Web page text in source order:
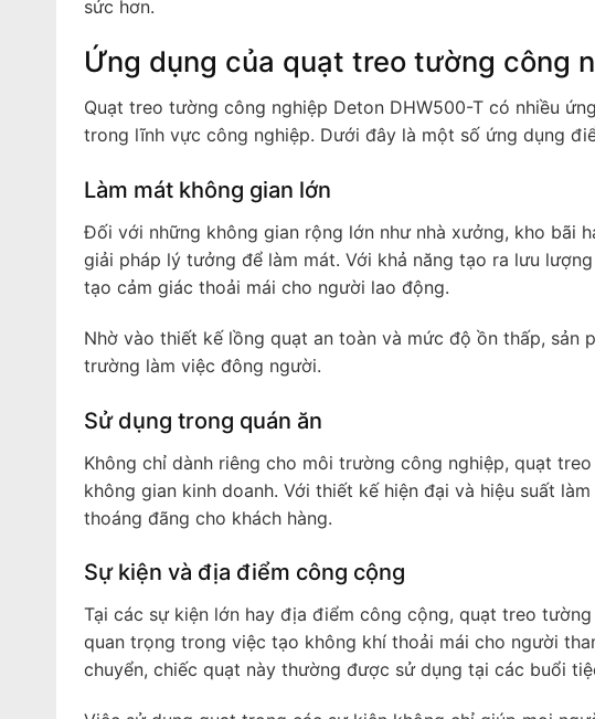
sức hơn.
Ứng dụng của quạt treo tường công
Quạt treo tường công nghiệp Deton DHW500-T có nhiều
trong lĩnh vực công nghiệp. Dưới đây là một số ứng dụng
Làm mát không gian lớn
Đối với những không gian rộng lớn như nhà xưởng, kho bãi
giải pháp lý tưởng để làm mát. Với khả năng tạo ra lưu
tạo cảm giác thoải mái cho người lao động.
Nhờ vào thiết kế lồng quạt an toàn và mức độ ồn thấp, sản
trường làm việc đông người.
Sử dụng trong quán ăn
Không chỉ dành riêng cho môi trường công nghiệp, quạt
không gian kinh doanh. Với thiết kế hiện đại và hiệu suất
thoáng đãng cho khách hàng.
Sự kiện và địa điểm công cộng
Tại các sự kiện lớn hay địa điểm công cộng, quạt treo
quan trọng trong việc tạo không khí thoải mái cho người
chuyển, chiếc quạt này thường được sử dụng tại các buổi